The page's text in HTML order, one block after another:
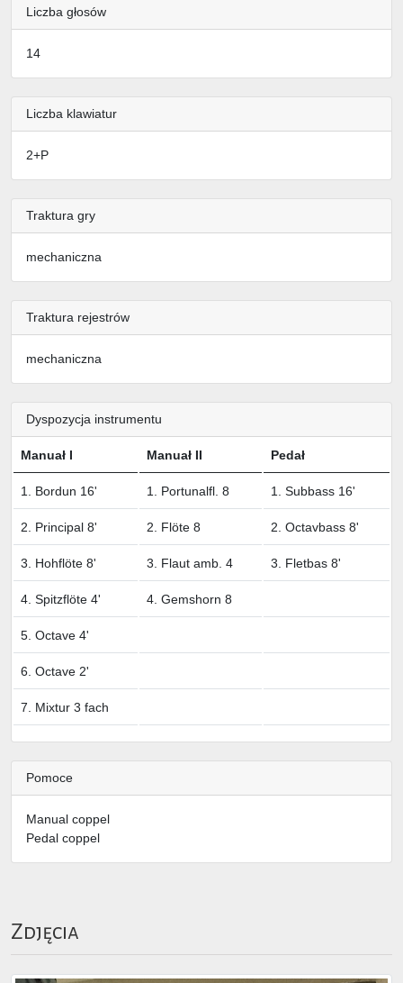
Liczba głosów
14
Liczba klawiatur
2+P
Traktura gry
mechaniczna
Traktura rejestrów
mechaniczna
Dyspozycja instrumentu
Manuał I Manuał II Pedał
1. Bordun 16' 1. Portunalfl. 8 1. Subbass 16'
2. Principal 8' 2. Flöte 8 2. Octavbass 8'
3. Hohflöte 8' 3. Flaut amb. 4 3. Fletbas 8'
4. Spitzflöte 4' 4. Gemshorn 8
5. Octave 4'
6. Octave 2'
7. Mixtur 3 fach
Pomoce
Manual coppel
Pedal coppel
Zdjęcia